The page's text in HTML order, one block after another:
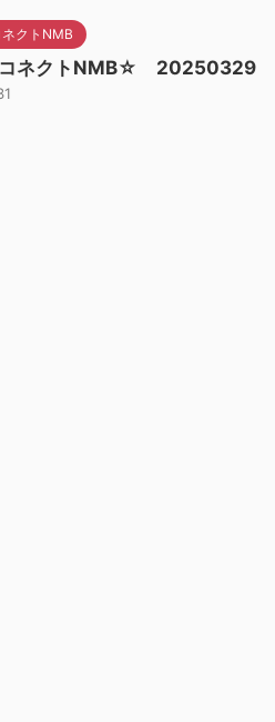
クトNMB
コネクトNMB☆ 20250329